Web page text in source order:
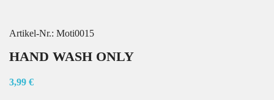
Artikel-Nr.: Moti0015
HAND WASH ONLY
3,99 €